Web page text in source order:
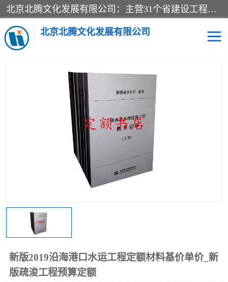
北京北腾文化发展有限公司：主营31个省建设工程预算书,工程预算软件,工程计价依据,工程造价定额,工程量清单计价定额,建设工程量消耗量定额,各行业工程预算定额,铁路定额,电力定额,矿山定额,*,黄金定额,钢铁企业检修定额,中石化安装检修定额,煤矿图书,医院书籍等.诚信的经营，在发展的同时公司不忘不断总结不断优化为客户的服务，和一如既往的热情赢得了新老客户的极高评价及青睐。
北京北腾文化发展有限公司
当前位置：首页>供应商机>内河沿海港口疏浚定额> 新版2019沿
海港口水运工程定额材料基价单价_新版疏浚工程预算定额
新版2019沿海港口水运工程定额材料基价单价_新
版疏浚工程预算定额
预算定额
煤矿图书
铁路建设工程预算定额
电力行业工程预算定额 石油化工安装预算定额
新石油化工检修定额
石油建设安装工程预算定
山东省工程预算定额
电网技改,拆除,检修定额 炼油化工计价依据定额